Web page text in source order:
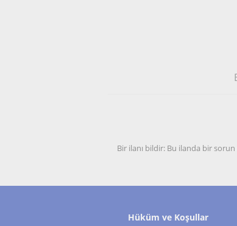
Bir ilanı bildir: Bu ilanda bir
Hüküm ve Koşullar